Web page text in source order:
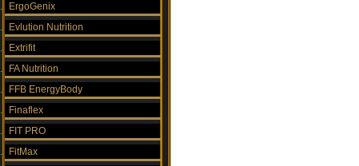
ErgoGenix
Evlution Nutrition
Extrifit
FA Nutrition
FFB EnergyBody
Finaflex
FIT PRO
FitMax